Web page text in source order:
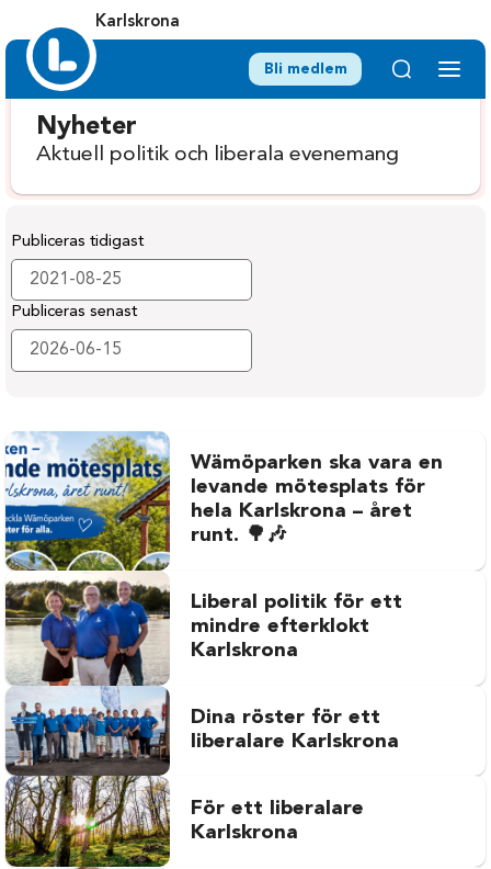
Karlskrona
Bli medlem
Nyheter
Aktuell politik och liberala evenemang
Publiceras tidigast
Publiceras senast
Wämöparken ska vara en
levande mötesplats för
hela Karlskrona – året
runt. 🌳🎶
Liberal politik för ett
mindre efterklokt
Karlskrona
Dina röster för ett
liberalare Karlskrona
För ett liberalare
Karlskrona